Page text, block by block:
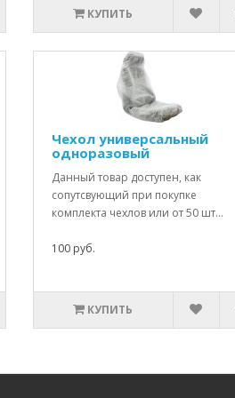
КУПИТЬ
Чехол универсальный
одноразовый
Данный товар доступен, как
сопутсвующий при покупке
комплекта чехлов или от 50 шт...
100 руб.
КУПИТЬ